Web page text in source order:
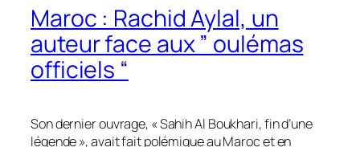
Maroc : Rachid Aylal, un
auteur face aux ” oulémas
officiels “
Son dernier ouvrage, « Sahih Al Boukhari, fin d’une
légende », avait fait polémique au Maroc et en